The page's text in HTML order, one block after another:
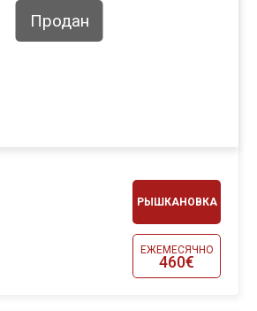
РЫШКАНОВКА
ЕЖЕМЕСЯЧНО
460€
Продан